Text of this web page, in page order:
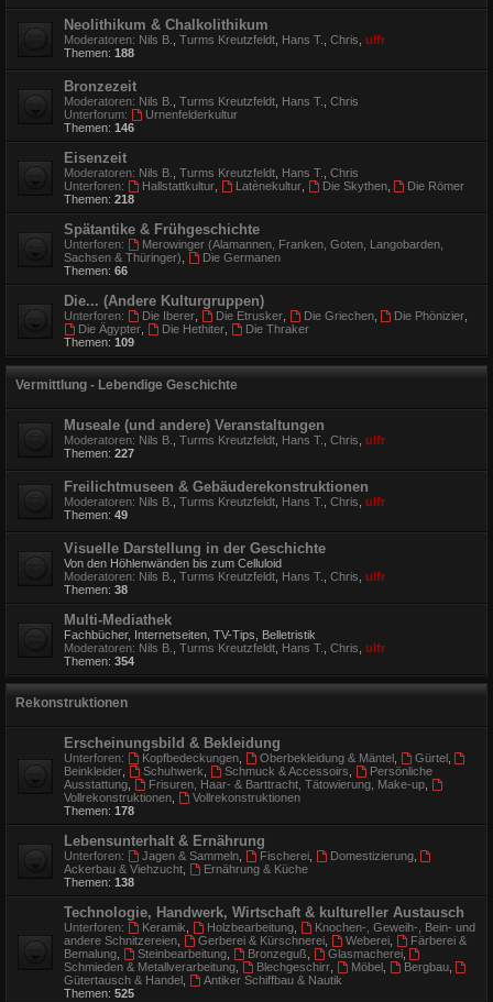
Neolithikum & Chalkolithikum
Moderatoren: Nils B. Turms Kreutzfeldt Hans T. Chris ulfr
Themen: 188
Bronzezeit
Moderatoren: Nils B. Turms Kreutzfeldt Hans T.
Chris
Unterforum:
Urnenfelderkultur
Themen: 146
Eisenzeit
Moderatoren: Nils B. Turms Kreutzfeldt Hans T.
Chris
Unterforen:
Hallstattkultur, Latènekultur, Die Skythen,
Die Römer
Themen: 218
Spätantike & Frühgeschichte
Unterforen:
Merowinger (Alamannen, Franken, Goten, Langobarden,
Sachsen & Thüringer)
Die Germanen
Themen: 66
Die... (Andere Kulturgruppen)
Unterforen: Die Iberer, Die Etrusker, Die Griechen, Die Phönizier
Die Ägypter, Die Hethiter,
Die Thraker
Themen: 109
Vermittlung - Lebendige Geschichte
Museale (und andere) Veranstaltungen
Moderatoren: Nils B. Turms Kreutzfeldt Hans T. Chris ulfr
Themen: 227
Freilichtmuseen & Gebäuderekonstruktionen
Moderatoren: Nils B. Turms Kreutzfeldt Hans T. Chris ulfr
Themen: 49
Visuelle Darstellung in der Geschichte
Von den Höhlenwänden bis zum Celluloid
Moderatoren: Nils B. Turms Kreutzfeldt Hans T. Chris ulfr
Themen: 38
Multi-Mediathek
Fachbücher, Internetseiten, TV-Tips, Belletristik
Moderatoren: Nils B. Turms Kreutzfeldt Hans T. Chris ulfr
Themen: 354
Rekonstruktionen
Erscheinungsbild & Bekleidung
Unterforen: Kopfbedeckungen, Oberbekleidung & Mäntel Gürtel
Beinkleider
Schuhwerk Schmuck & Accessoirs
Persönliche
Ausstattung
Frisuren, Haar- & Barttracht, Tätowierung, Make-up,
Vollrekonstruktionen
Vollrekonstruktionen
Themen: 178
Lebensunterhalt & Ernährung
Unterforen: Jagen & Sammeln, Fischerei, Domestizierung,
Ackerbau & Viehzucht
Ernährung & Küche
Themen: 138
Technologie, Handwerk, Wirtschaft & kultureller Austausch
Unterforen: Keramik Holzbearbeitung,
Knochen-, Geweih-, Bein- und
andere Schnitzereien
Gerberei & Kürschnerei, Weberei,
Färberei &
Bemalung
Steinbearbeitung, Bronzeguß Glasmacherei,
Schmieden & Metallverarbeitung
Blechgeschirr, Möbel Bergbau,
Gütertausch & Handel
Antiker Schiffbau & Nautik
Themen: 525